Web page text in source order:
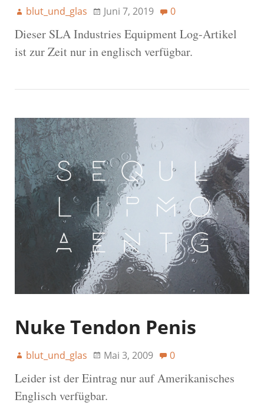
blut_und_glas Juni 7, 2019 0
Dieser SLA Industries Equipment Log-Artikel
ist zur Zeit nur in englisch verfügbar.
Nuke Tendon Penis
blut_und_glas Mai 3, 2009 0
Leider ist der Eintrag nur auf Amerikanisches
Englisch verfügbar.